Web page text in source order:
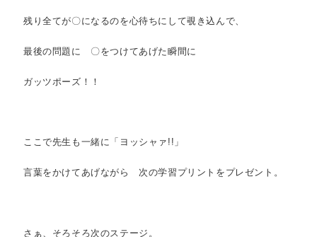
残り全てが〇になるのを心待ちにして覗き込んで、
最後の問題に 〇をつけてあげた瞬間に
ガッツポーズ！！
ここで先生も一緒に「ヨッシャァ!!」
言葉をかけてあげながら 次の学習プリントをプレゼント。
さぁ、そろそろ次のステージ。